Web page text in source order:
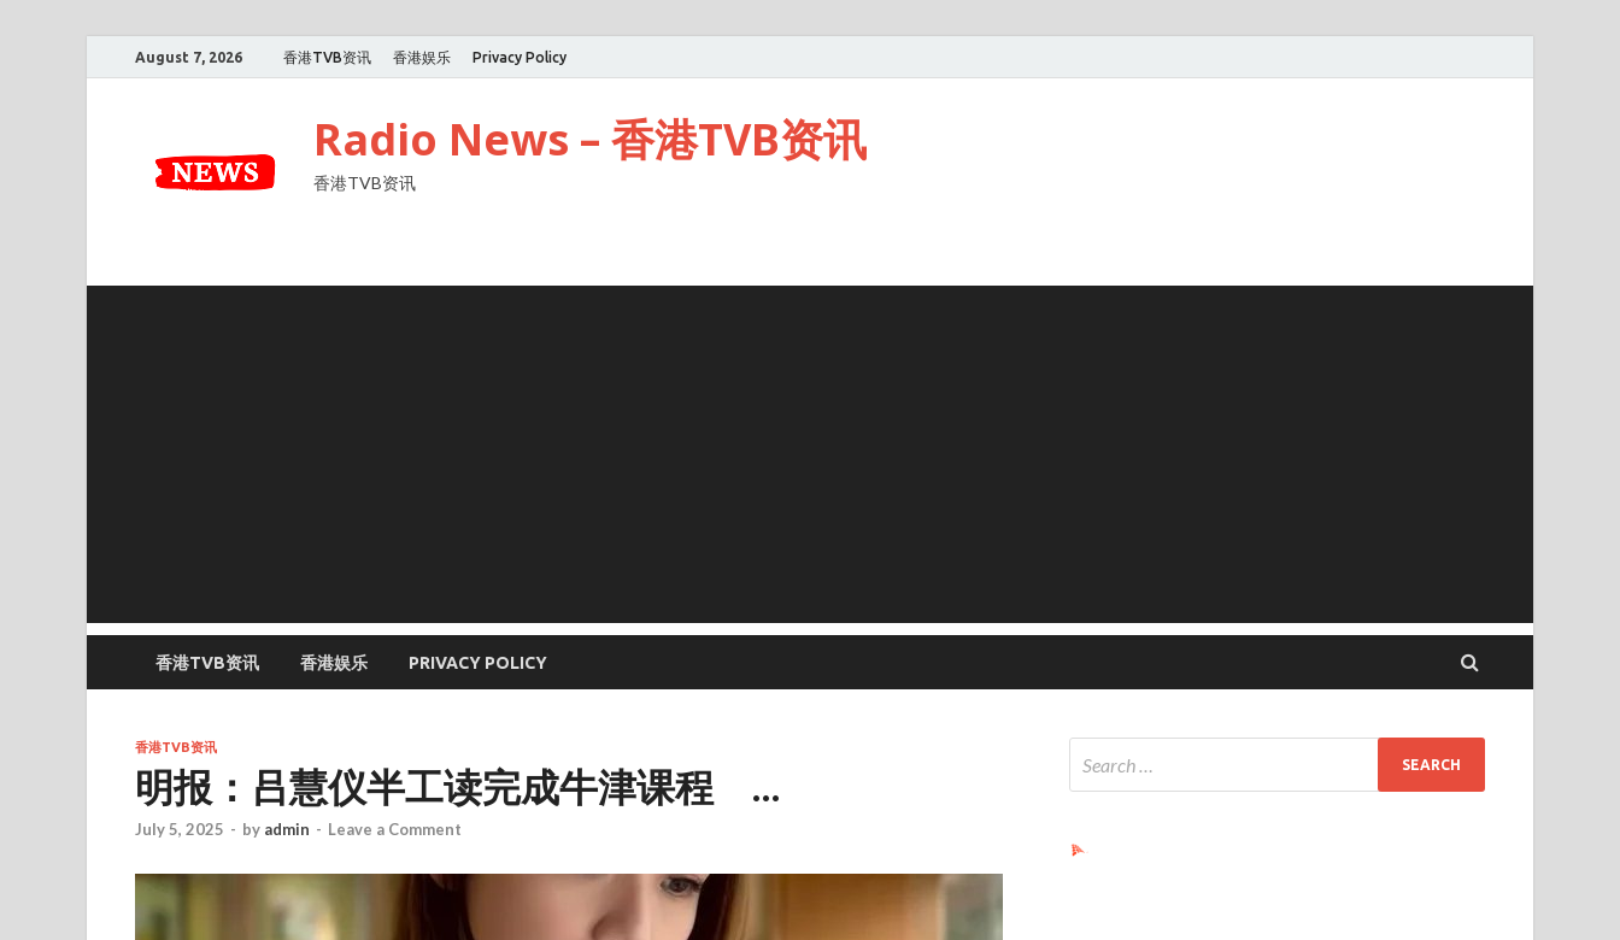
August 7, 2026 香港TVB资讯 香港娱乐 Privacy Policy
Radio News – 香港TVB资讯
香港TVB资讯
香港TVB资讯 香港娱乐 PRIVACY POLICY
香港TVB资讯
明报：吕慧仪半工读完成牛津课程 …
July 5, 2025 - by admin - Leave a Comment